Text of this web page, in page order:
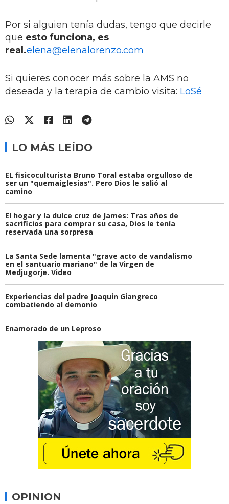
Por si alguien tenía dudas, tengo que decirle
que esto funciona, es
real.elena@elenalorenzo.com
Si quieres conocer más sobre la AMS no
deseada y la terapia de cambio visita: LoSé
LO MÁS LEÍDO
EL fisicoculturista Bruno Toral estaba orgulloso de
ser un "quemaiglesias". Pero Dios le salió al
camino
El hogar y la dulce cruz de James: Tras años de
sacrificios para comprar su casa, Dios le tenía
reservada una sorpresa
La Santa Sede lamenta "grave acto de vandalismo
en el santuario mariano" de la Virgen de
Medjugorje. Video
Experiencias del padre Joaquin Giangreco
combatiendo al demonio
Enamorado de un Leproso
OPINION